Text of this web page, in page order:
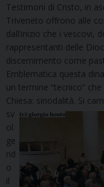
Testimoni di Cristo, in
Triveneto offrono alle
dall’inizio che i vescovi,
rappresentanti delle
discernimento come
Emblematica questa
un termine “tecnico”
Chiesa: sinodalità. Si
sv
ol
ge
nd
o
il